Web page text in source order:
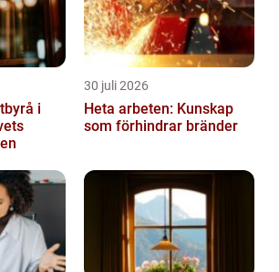
i
30 juli 2026
Heta arbeten: Kunskap
som förhindrar bränder